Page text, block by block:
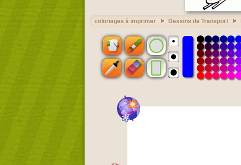
coloriages à imprimer Dessins de Transport